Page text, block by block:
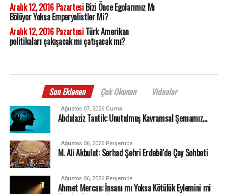
Aralık 12, 2016 PazartesiBizi Önce Egolarımız Mı
Bölüyor Yoksa Emperyalistler Mi?
Aralık 12, 2016 PazartesiTürk Amerikan
politikaları çakışacak mı çatışacak mı?
Son Eklenen Çok Okunan Videolar
Ağustos 07, 2026 Cuma
Abdulaziz Tantik: Unutulmuş Kavramsal Şemamız…
Ağustos 06, 2026 Perşembe
M. Ali Akbulut: Serhad Şehri Erdebil'de Çay Sohbeti
Ağustos 06, 2026 Perşembe
Ahmet Mercan: İnsanı mı Yoksa Kötülük Eylemini mi